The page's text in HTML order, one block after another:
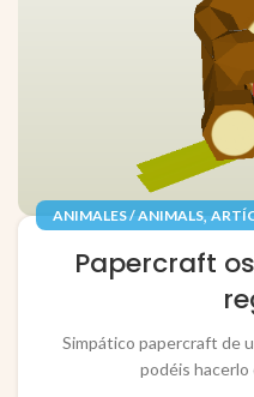
ANIMALES / ANIMALS,
Papercraft
Simpático papercraft de
podéis hacerlo